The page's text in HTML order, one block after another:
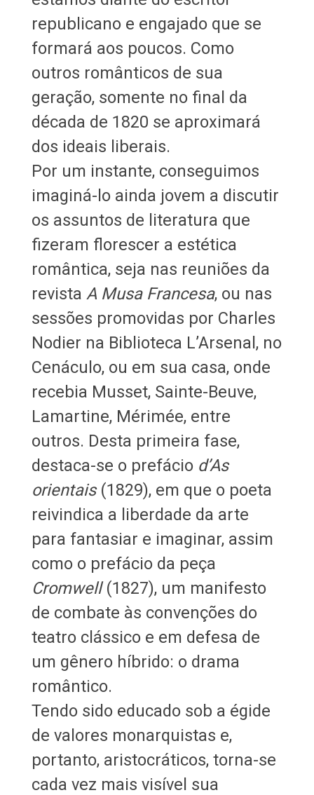
republicano e engajado que se
formará aos poucos. Como
outros românticos de sua
geração, somente no final da
década de 1820 se aproximará
dos ideais liberais.
Por um instante, conseguimos
imaginá-lo ainda jovem a discutir
os assuntos de literatura que
fizeram florescer a estética
romântica, seja nas reuniões da
revista A Musa Francesa, ou nas
sessões promovidas por Charles
Nodier na Biblioteca L’Arsenal, no
Cenáculo, ou em sua casa, onde
recebia Musset, Sainte-Beuve,
Lamartine, Mérimée, entre
outros. Desta primeira fase,
destaca-se o prefácio d’As
orientais(1829), em que o poeta
reivindica a liberdade da arte
para fantasiar e imaginar, assim
como o prefácio da peça
Cromwell(1827), um manifesto
de combate às convenções do
teatro clássico e em defesa de
um gênero híbrido: o drama
romântico.
Tendo sido educado sob a égide
de valores monarquistas e,
portanto, aristocráticos, torna-se
cada vez mais visível sua